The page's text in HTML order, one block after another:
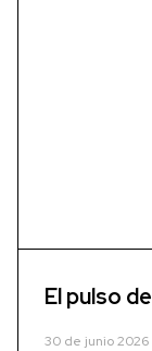
El pulso
30 de junio 2026